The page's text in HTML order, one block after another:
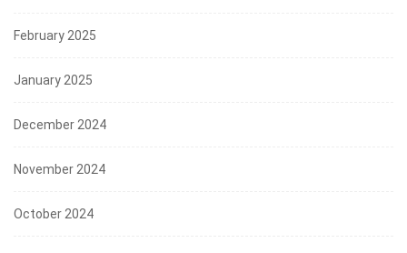
February 2025
January 2025
December 2024
November 2024
October 2024